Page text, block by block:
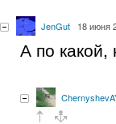
JenGut 18 июня
А по